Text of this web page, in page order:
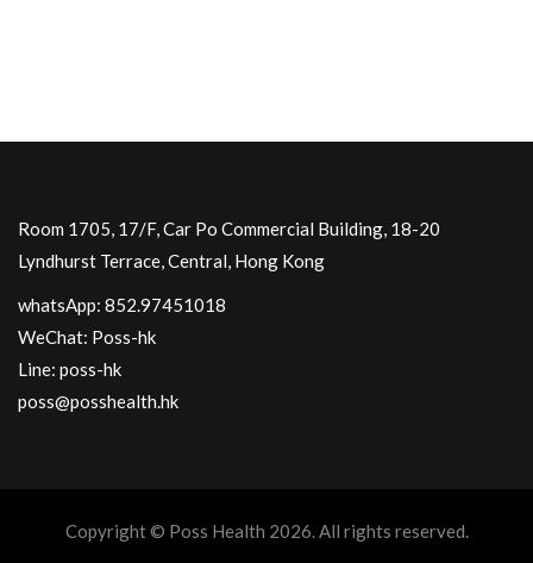
Room 1705, 17/F, Car Po Commercial Building, 18-20
Lyndhurst Terrace, Central, Hong Kong
whatsApp: 852.97451018
WeChat: Poss-hk
Line: poss-hk
poss@posshealth.hk
Copyright © Poss Health 2026. All rights reserved.